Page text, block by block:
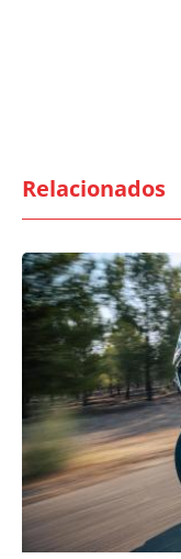
Relacionados